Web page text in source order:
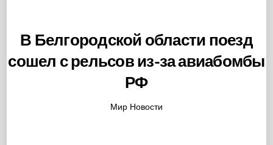
В Белгородской области поезд
сошел с рельсов из-за авиабомбы
РФ
Мир Новости